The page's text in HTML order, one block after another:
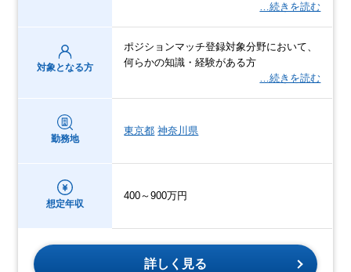
…続きを読む
対象となる方
ポジションマッチ登録対象分野において、
何らかの知識・経験がある方
…続きを読む
勤務地
東京都 神奈川県
想定年収
400～900万円
詳しく見る